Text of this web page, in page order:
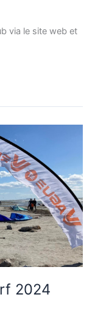
via le site web et
2024